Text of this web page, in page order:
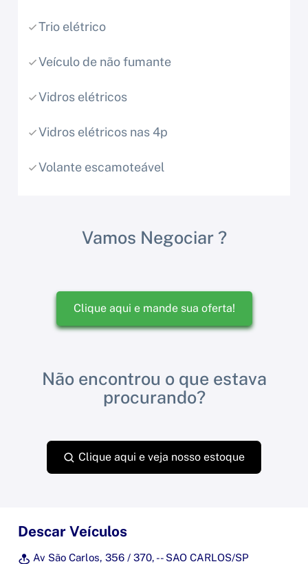
Trio elétrico
Veículo de não fumante
Vidros elétricos
Vidros elétricos nas 4p
Volante escamoteável
Vamos Negociar ?
Clique aqui e mande sua oferta!
Não encontrou o que estava
procurando?
Clique aqui e veja nosso estoque
Descar Veículos
Av São Carlos, 356 / 370, - - SAO CARLOS/SP